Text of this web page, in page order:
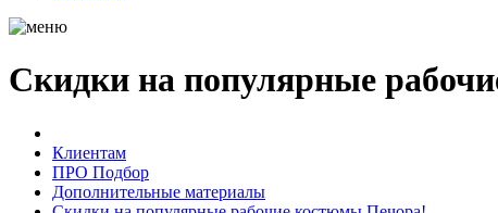
Скидки на популярные
Клиентам
ПРО Подбор
Дополнительные материалы